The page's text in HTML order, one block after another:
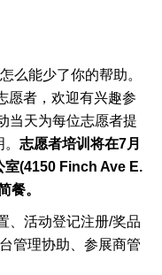
么能少了你的帮助。
愿者，欢迎有兴趣参
当天为每位志愿者提
志愿者培训将在7月
室(4150 Finch Ave E.
餐。
、活动登记注册/奖品
管理协助、参展商管